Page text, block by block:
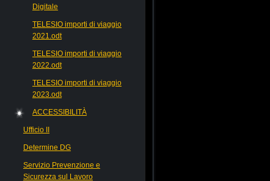
Digitale
TELESIO importi di viaggio
2021.odt
TELESIO importi di viaggio
2022.odt
TELESIO importi di viaggio
2023.odt
ACCESSIBILITÀ
Ufficio II
Determine DG
Servizio Prevenzione e
Sicurezza sul Lavoro